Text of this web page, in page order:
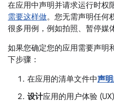
在应用中声明并请求运行时权
需要这样做。您无需声明任何
很多用例，例如拍照、暂停媒
如果您确定您的应用需要声明
下步骤：
在应用的清单文件中声明
设计应用的用户体验